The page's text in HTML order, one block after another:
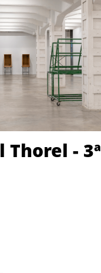
Thorel - 3ª